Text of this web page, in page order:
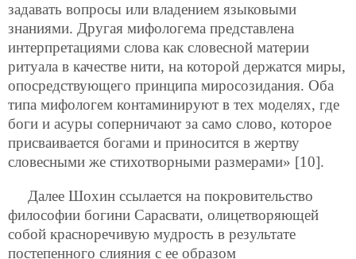
задавать вопросы или владением языковыми
знаниями. Другая мифологема представлена
интерпретациями слова как словесной материи
ритуала в качестве нити, на которой держатся миры,
опосредствующего принципа миросозидания. Оба
типа мифологем контаминируют в тех моделях, где
боги и асуры соперничают за само слово, которое
присваивается богами и приносится в жертву
словесными же стихотворными размерами» [10].
Далее Шохин ссылается на покровительство
философии богини Сарасвати, олицетворяющей
собой красноречивую мудрость в результате
постепенного слияния с ее образом